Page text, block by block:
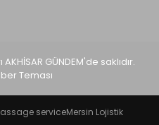
GÜNDEM'de saklıdır.
Teması
serviceMersin Lojistik